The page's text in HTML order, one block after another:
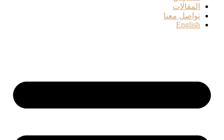
المقالات
تواصل معنا
English